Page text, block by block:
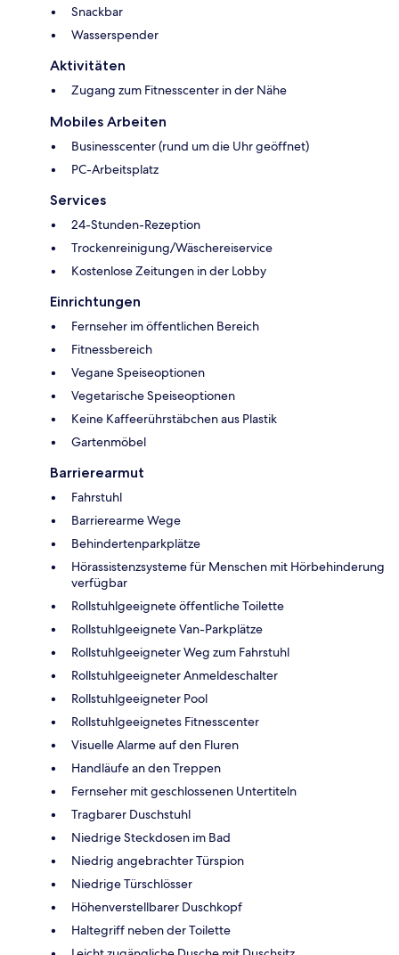
Snackbar
Wasserspender
Aktivitäten
Zugang zum Fitnesscenter in der Nähe
Mobiles Arbeiten
Businesscenter (rund um die Uhr geöffnet)
PC-Arbeitsplatz
Services
24-Stunden-Rezeption
Trockenreinigung/Wäschereiservice
Kostenlose Zeitungen in der Lobby
Einrichtungen
Fernseher im öffentlichen Bereich
Fitnessbereich
Vegane Speiseoptionen
Vegetarische Speiseoptionen
Keine Kaffeerührstäbchen aus Plastik
Gartenmöbel
Barrierearmut
Fahrstuhl
Barrierearme Wege
Behindertenparkplätze
Hörassistenzsysteme für Menschen mit Hörbehinderung
verfügbar
Rollstuhlgeeignete öffentliche Toilette
Rollstuhlgeeignete Van-Parkplätze
Rollstuhlgeeigneter Weg zum Fahrstuhl
Rollstuhlgeeigneter Anmeldeschalter
Rollstuhlgeeigneter Pool
Rollstuhlgeeignetes Fitnesscenter
Visuelle Alarme auf den Fluren
Handläufe an den Treppen
Fernseher mit geschlossenen Untertiteln
Tragbarer Duschstuhl
Niedrige Steckdosen im Bad
Niedrig angebrachter Türspion
Niedrige Türschlösser
Höhenverstellbarer Duschkopf
Haltegriff neben der Toilette